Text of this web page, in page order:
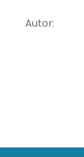
Autor: